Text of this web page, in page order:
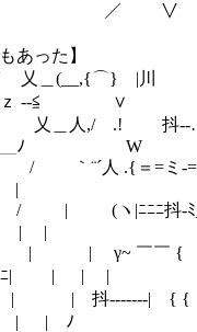
／ ∨
あった】
＿(__,{⌒}
ｚｚ -‐≦ ∨
人,/ .! 抖-
＿＿ﾉ W
人 .{＝=ミ-=ﾆ
|
|ﾆﾆﾆ抖-ﾐ_抖-ﾐ(
| |
￣￣ { //γ''ﾟ
ニﾆ| | | |
抖-‐‐‐‐‐-| { { {-
| | | ﾉ